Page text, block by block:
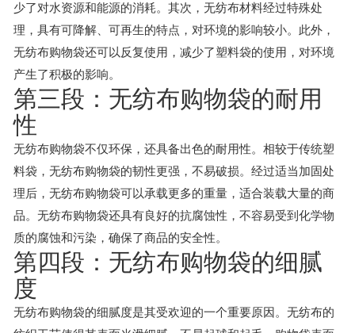
少了对水资源和能源的消耗。其次，无纺布材料经过特殊处
理，具有可降解、可再生的特点，对环境的影响较小。此外，
无纺布购物袋还可以反复使用，减少了塑料袋的使用，对环境
产生了积极的影响。
第三段：无纺布购物袋的耐用
性
无纺布购物袋不仅环保，还具备出色的耐用性。相较于传统塑
料袋，无纺布购物袋的韧性更强，不易破损。经过适当加固处
理后，无纺布购物袋可以承载更多的重量，适合装载大量的商
品。无纺布购物袋还具有良好的抗腐蚀性，不容易受到化学物
质的腐蚀和污染，确保了商品的安全性。
第四段：无纺布购物袋的细腻
度
无纺布购物袋的细腻度是其受欢迎的一个重要原因。无纺布的